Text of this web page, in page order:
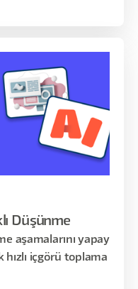
Düşünme
aşamalarını yapay
içgörü toplama